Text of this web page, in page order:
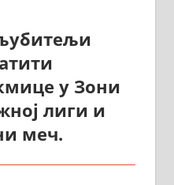
у Зони
лиги и
меч.